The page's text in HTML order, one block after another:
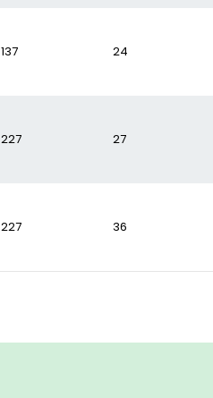
137 24
227 27
227 36